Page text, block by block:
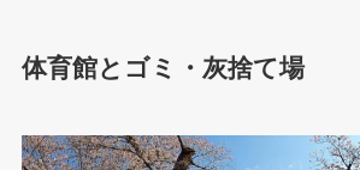
体育館とゴミ・灰捨て場